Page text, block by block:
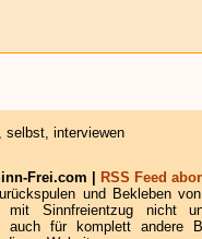
, selbst, interviewen
Frei.com |
RSS Feed
und Bekleben
Sinnfreientzug nicht
auch für komplett andere